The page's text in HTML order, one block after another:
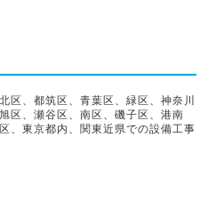
区、都筑区、青葉区、緑区、神奈川
区、瀬谷区、南区、磯子区、港南
、東京都内、関東近県での設備工事